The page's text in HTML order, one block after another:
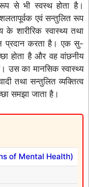
से भी स्वस्थ होता है।
एवं सन्तुलित रूप
शारीरिक स्वास्थ्य तथा
प्रदान करता है। एक सु-
होता है और वह वांछनीय
उस का मानसिक स्वास्थ्य
तथा सन्तुलित व्यक्तित्व
समझा जाता है।
of Mental Health)